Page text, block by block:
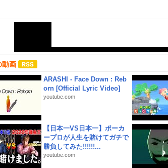
動画
ARASHI - Face Down : Reb
orn [Official Lyric Video]
youtube.com
【日本一VS日本一】ポーカ
ープロが人生を賭けてガチで
勝負してみた!!!!!!...
youtube.com